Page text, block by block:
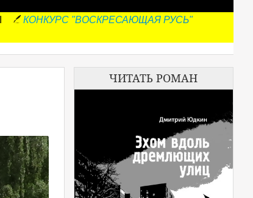
КОНКУРС "ВОСКРЕСАЮЩАЯ РУСЬ"
ЧИТАТЬ РОМАН